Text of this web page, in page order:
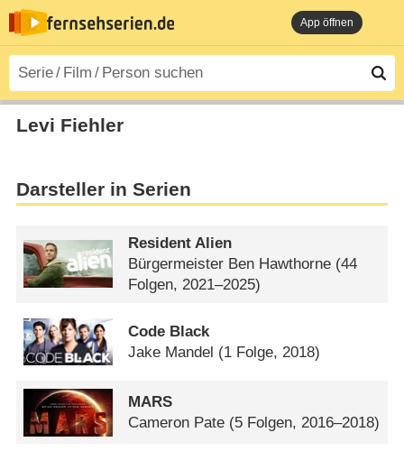
App öffnen
Levi Fiehler
Darsteller in Serien
Resident Alien
Bürgermeister Ben Hawthorne (44
Folgen, 2021–2025)
Code Black
Jake Mandel (1 Folge, 2018)
MARS
Cameron Pate (5 Folgen, 2016–2018)